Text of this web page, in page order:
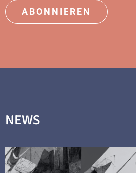
ABONNIEREN
NEWS